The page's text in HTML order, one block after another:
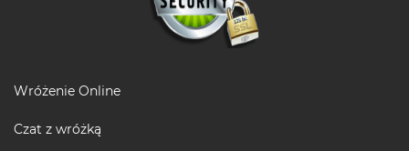
Wróżenie Online
Czat z wróżką